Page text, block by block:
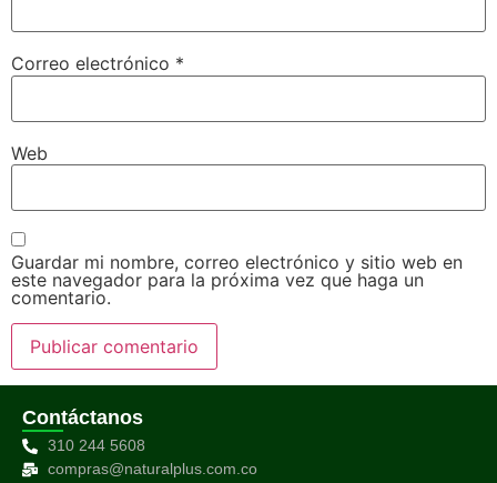
Correo electrónico *
Web
Guardar mi nombre, correo electrónico y sitio web en
este navegador para la próxima vez que haga un
comentario.
Contáctanos
310 244 5608
compras@naturalplus.com.co